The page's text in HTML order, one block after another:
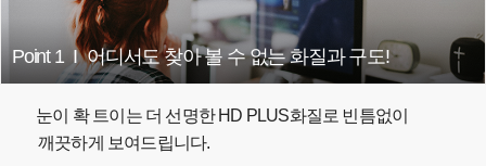
Point 1 I 어디서도 찾아 볼 수 없는 화질과 구도!
눈이 확 트이는 더 선명한 HD PLUS화질로 빈틈없이
깨끗하게 보여드립니다.